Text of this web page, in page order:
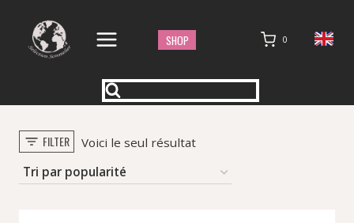
contenu
SHOP 0
FILTER Voici le seul résultat